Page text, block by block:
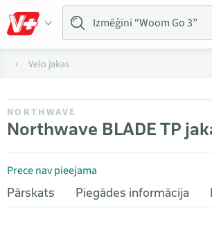
Velo jakas
NORTHWAVE
Northwave BLADE TP
Prece nav pieejama
Pārskats
Piegādes informācija